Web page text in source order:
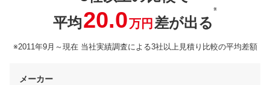
平均20.0万円 差が出る
※
※2011年9月～現在 当社実績調査による3社以上見積り比較の平均差額
メーカー